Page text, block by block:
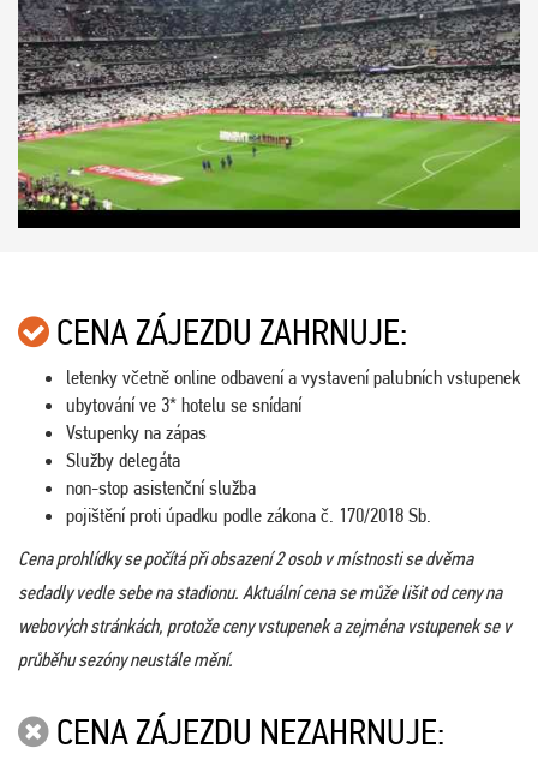
CENA ZÁJEZDU ZAHRNUJE:
letenky včetně online odbavení a vystavení palubních vstupenek
ubytování ve 3* hotelu se snídaní
Vstupenky na zápas
Služby delegáta
non-stop asistenční služba
pojištění proti úpadku podle zákona č. 170/2018 Sb.
Cena prohlídky se počítá při obsazení 2 osob v místnosti se dvěma
sedadly vedle sebe na stadionu. Aktuální cena se může lišit od ceny na
webových stránkách, protože ceny vstupenek a zejména vstupenek se v
průběhu sezóny neustále mění.
CENA ZÁJEZDU NEZAHRNUJE: